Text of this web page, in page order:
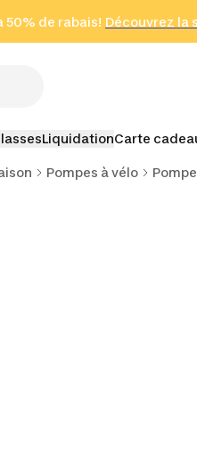
de rabais! Découvrez la
Cliquez ici
en seulement 2
(Zones sélectionnées)
LiquidationCarte
Pompes à vélo